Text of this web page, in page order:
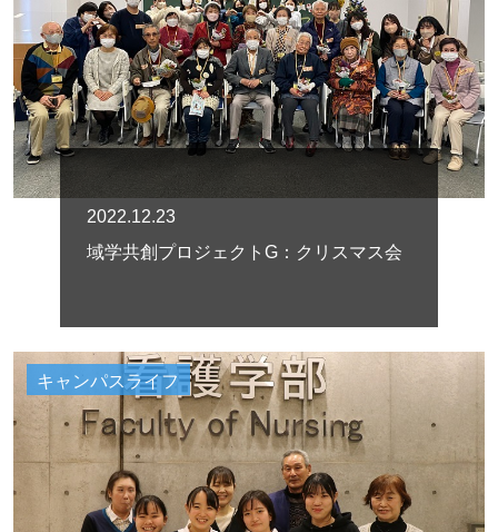
2022.12.23
域学共創プロジェクトG：クリスマス会
キャンパスライフ